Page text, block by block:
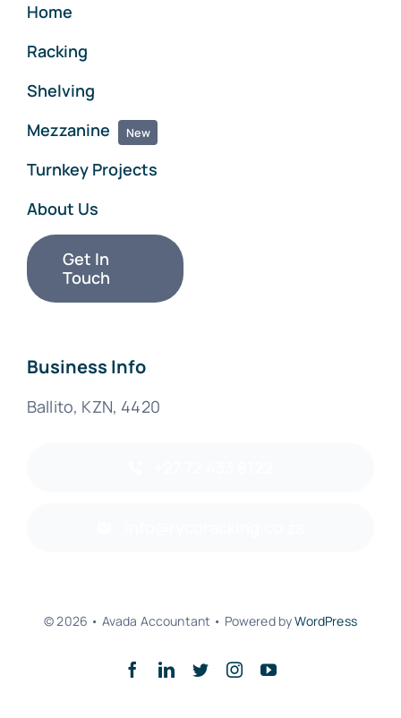
Home
Racking
Shelving
Mezzanine
New
Turnkey Projects
About Us
Get In
Touch
Business Info
Ballito, KZN, 4420
© 2026 • Avada Accountant • Powered byWordPress